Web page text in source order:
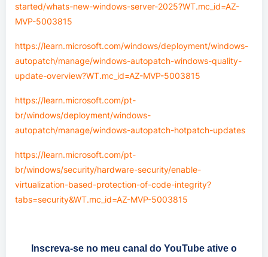
started/whats-new-windows-server-2025?WT.mc_id=AZ-
MVP-5003815
https://learn.microsoft.com/windows/deployment/windows-
autopatch/manage/windows-autopatch-windows-quality-
update-overview?WT.mc_id=AZ-MVP-5003815
https://learn.microsoft.com/pt-
br/windows/deployment/windows-
autopatch/manage/windows-autopatch-hotpatch-updates
https://learn.microsoft.com/pt-
br/windows/security/hardware-security/enable-
virtualization-based-protection-of-code-integrity?
tabs=security&WT.mc_id=AZ-MVP-5003815
Inscreva-se no meu canal do YouTube ative o